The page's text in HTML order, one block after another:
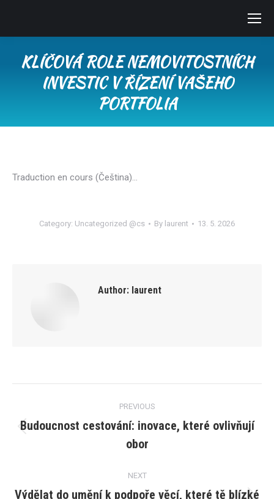
KLÍČOVÁ ROLE NEMOVITOSTNÍCH
INVESTIC V ŘÍZENÍ VAŠEHO
PORTFOLIA
Traduction en cours (Čeština)…
Category: Uncategorized @cs By laurent 13. 5. 2026
Author: laurent
navigation
PREVIOUS
post:
Budoucnost cestování: inovace, které ovlivňují
obor
NEXT
Výdělat do umění k podpoře věcí, které tě blízké